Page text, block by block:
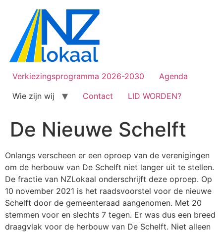
Verkiezingsprogramma 2026-2030
Agenda
Wie zijn wij
Contact LID WORDEN?
De Nieuwe Schelft
Onlangs verscheen er een oproep van de verenigingen
om de herbouw van De Schelft niet langer uit te stellen.
De fractie van NZLokaal onderschrijft deze oproep. Op
10 november 2021 is het raadsvoorstel voor de nieuwe
Schelft door de gemeenteraad aangenomen. Met 20
stemmen voor en slechts 7 tegen. Er was dus een breed
draagvlak voor de herbouw van De Schelft. Niet alleen